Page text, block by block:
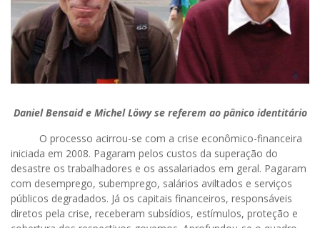
Daniel Bensaid e Michel Löwy se referem ao pânico identitário
O processo acirrou-se com a crise econômico-financeira
iniciada em 2008. Pagaram pelos custos da superação do
desastre os trabalhadores e os assalariados em geral. Pagaram
com desemprego, subemprego, salários aviltados e serviços
públicos degradados. Já os capitais financeiros, responsáveis
diretos pela crise, receberam subsídios, estímulos, proteção e